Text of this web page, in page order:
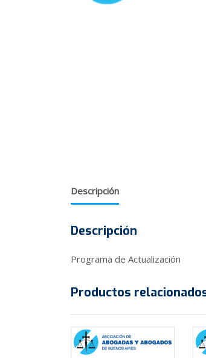
Descripción
Descripción
Programa de Actualización
Productos